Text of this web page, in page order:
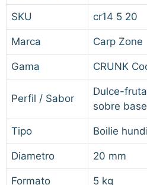
SKU cr14 5 20
Marca Carp Zone
Gama CRUNK
Perfil / Sabor
Dulce-
sobre
Tipo Boilie
Diametro 20 mm
Formato 5 kg